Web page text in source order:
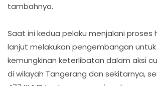
tambahnya.
Saat ini kedua pelaku menjalani proses
lanjut melakukan pengembangan
kemungkinan keterlibatan dalam aksi
di wilayah Tangerang dan sekitarnya,